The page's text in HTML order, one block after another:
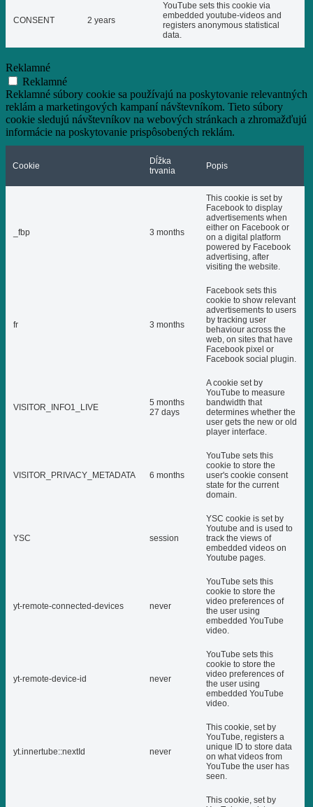
CONSENT 2 years
YouTube sets this cookie via
embedded youtube-videos and
registers anonymous statistical
data.
Reklamné
Reklamné
Reklamné súbory cookie sa používajú na poskytovanie relevantných
reklám a marketingových kampaní návštevníkom. Tieto súbory
cookie sledujú návštevníkov na webových stránkach a zhromažďujú
informácie na poskytovanie prispôsobených reklám.
Cookie
Dĺžka
trvania
Popis
_fbp 3 months
This cookie is set by
Facebook to display
advertisements when
either on Facebook or
on a digital platform
powered by Facebook
advertising, after
visiting the website.
fr 3 months
Facebook sets this
cookie to show relevant
advertisements to users
by tracking user
behaviour across the
web, on sites that have
Facebook pixel or
Facebook social plugin.
VISITOR_INFO1_LIVE
5 months
27 days
A cookie set by
YouTube to measure
bandwidth that
determines whether the
user gets the new or old
player interface.
VISITOR_PRIVACY_METADATA 6 months
YouTube sets this
cookie to store the
user's cookie consent
state for the current
domain.
YSC session
YSC cookie is set by
Youtube and is used to
track the views of
embedded videos on
Youtube pages.
yt-remote-connected-devices never
YouTube sets this
cookie to store the
video preferences of
the user using
embedded YouTube
video.
yt-remote-device-id never
YouTube sets this
cookie to store the
video preferences of
the user using
embedded YouTube
video.
yt.innertube::nextId never
This cookie, set by
YouTube, registers a
unique ID to store data
on what videos from
YouTube the user has
seen.
This cookie, set by